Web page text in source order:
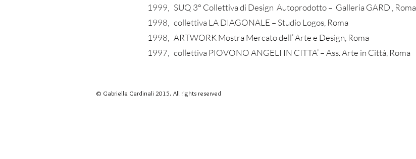
1999, SUQ 3° Collettiva di Design Autoprodotto – Galleria GARD , Roma
1998, collettiva LA DIAGONALE – Studio Logos, Roma
1998, ARTWORK Mostra Mercato dell’ Arte e Design, Roma
1997, collettiva PIOVONO ANGELI IN CITTA’ – Ass. Arte in Città, Roma
© Gabriella Cardinali 2015. All rights reserved